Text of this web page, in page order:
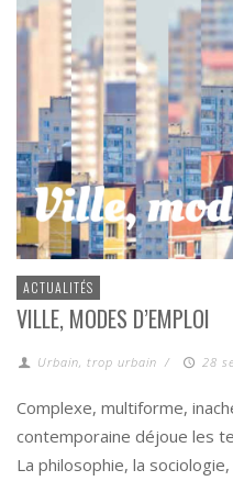
ACTUALITÉS
VILLE, MODES D’EMPLOI
Urbain, trop urbain / 28
Complexe, multiforme,
contemporaine déjoue les
La philosophie, la